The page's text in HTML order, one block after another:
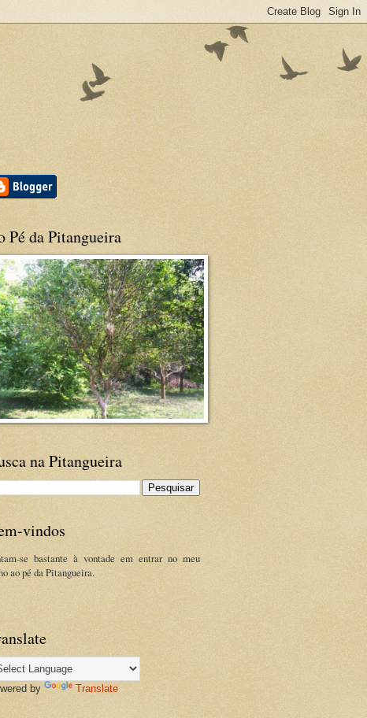
Pé da Pitangueira
na Pitangueira
vindos
se bastante à vontade em entrar no meu
ao pé da Pitangueira.
by Translate